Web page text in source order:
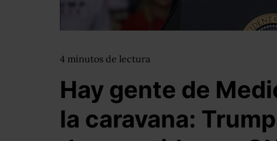
4 minutos de lectura
Hay gente de
la caravana: